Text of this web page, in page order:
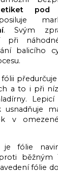
pod
. Svým
při
balicího
a to i při
v
je fólie
běžným
fólie